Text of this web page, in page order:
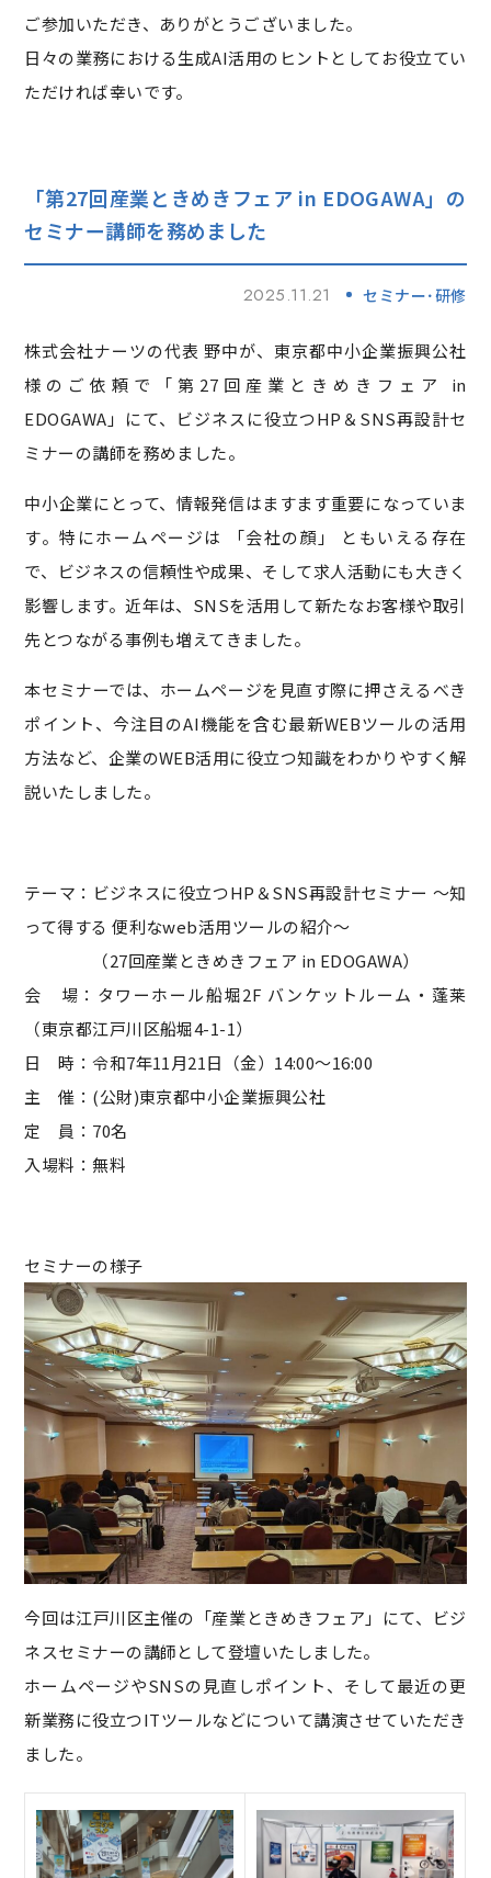
ご参加いただき、ありがとうございました。
日々の業務における生成AI活用のヒントとしてお役立てい
ただければ幸いです。
「第27回産業ときめきフェア in EDOGAWA」の
セミナー講師を務めました
2025.11.21 セミナー･研修
株式会社ナーツの代表 野中が、東京都中小企業振興公社
様のご依頼で「第27回産業ときめきフェア in
EDOGAWA」にて、ビジネスに役立つHP＆SNS再設計セ
ミナーの講師を務めました。
中小企業にとって、情報発信はますます重要になっていま
す。特にホームページは 「会社の顔」 ともいえる存在
で、ビジネスの信頼性や成果、そして求人活動にも大きく
影響します。近年は、SNSを活用して新たなお客様や取引
先とつながる事例も増えてきました。
本セミナーでは、ホームページを見直す際に押さえるべき
ポイント、今注目のAI機能を含む最新WEBツールの活用
方法など、企業のWEB活用に役立つ知識をわかりやすく解
説いたしました。
テーマ：ビジネスに役立つHP＆SNS再設計セミナー ～知
って得する 便利なweb活用ツールの紹介～
（27回産業ときめきフェア in EDOGAWA）
会 場：タワーホール船堀2F バンケットルーム・蓬莱
（東京都江戸川区船堀4-1-1）
日 時：令和7年11月21日（金）14:00～16:00
主 催：(公財)東京都中小企業振興公社
定 員：70名
入場料：無料
セミナーの様子
今回は江戸川区主催の「産業ときめきフェア」にて、ビジ
ネスセミナーの講師として登壇いたしました。
ホームページやSNSの見直しポイント、そして最近の更
新業務に役立つITツールなどについて講演させていただき
ました。